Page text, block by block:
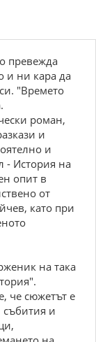
превежда
и ни кара да
"Времето
роман,
и
и
- История на
опит в
от
като при
на така
че сюжетът е
събития и